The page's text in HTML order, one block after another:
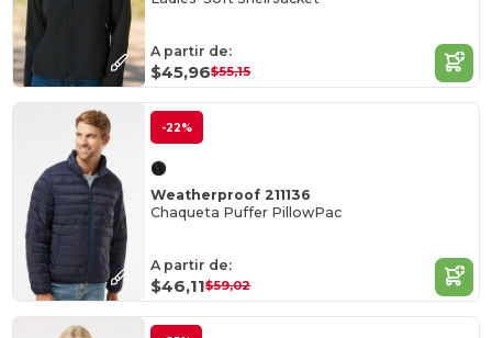
A partir de:
$45,96$55,15
-22%
Weatherproof 211136
Chaqueta Puffer PillowPac
A partir de:
$46,11$59,02